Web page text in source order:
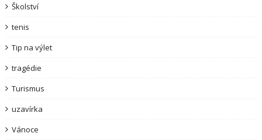
Školství
tenis
Tip na výlet
tragédie
Turismus
uzavírka
Vánoce